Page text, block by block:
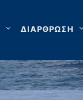
ΔΙΑΡΘΡΩΣΗ